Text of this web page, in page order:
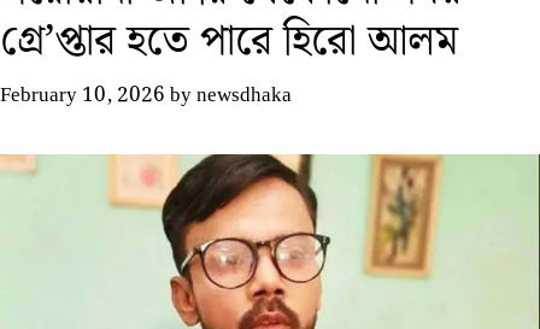
গ্রে’প্তার হতে পারে হিরো আলম
February 10, 2026bynewsdhaka